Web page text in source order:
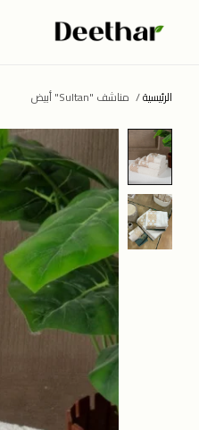
الرئيسية/ مناشف "Sultan" أبيض